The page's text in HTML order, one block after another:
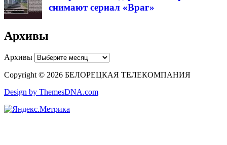
снимают сериал «Враг»
Архивы
Архивы
Copyright © 2026 БЕЛОРЕЦКАЯ ТЕЛЕКОМПАНИЯ
Design by ThemesDNA.com